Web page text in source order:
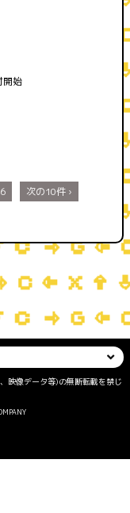
開始
6 次の10件 ›
映像データ等)の無断転載を禁じ